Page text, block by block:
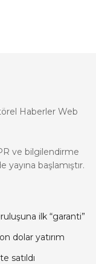
Haberler Web
ve bilgilendirme
başlamıştır.
ilk “garanti”
dolar yatırım
satıldı